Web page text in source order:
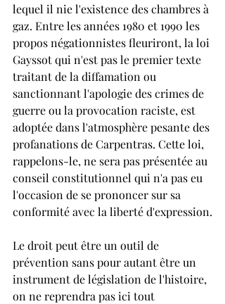
lequel il nie l'existence des chambres à
gaz. Entre les années 1980 et 1990 les
propos négationnistes fleuriront, la loi
Gayssot qui n'est pas le premier texte
traitant de la diffamation ou
sanctionnant l'apologie des crimes de
guerre ou la provocation raciste, est
adoptée dans l'atmosphère pesante des
profanations de Carpentras. Cette loi,
rappelons-le, ne sera pas présentée au
conseil constitutionnel qui n'a pas eu
l'occasion de se prononcer sur sa
conformité avec la liberté d'expression.
Le droit peut être un outil de
prévention sans pour autant être un
instrument de législation de l'histoire,
on ne reprendra pas ici tout